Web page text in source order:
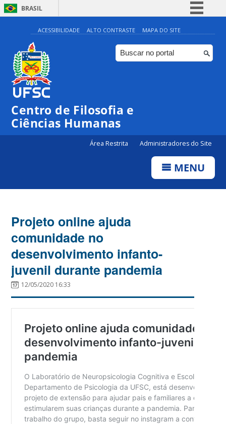
BRASIL
Simplifique!
Comunica BR
Participe
ACESSIBILIDADE ALTO CONTRASTE MAPA DO SITE
Centro de Filosofia e
Ciências Humanas
Área Restrita Administradores do Site
MENU
Projeto online ajuda
comunidade no
desenvolvimento infanto-
juvenil durante pandemia
12/05/2020 16:33